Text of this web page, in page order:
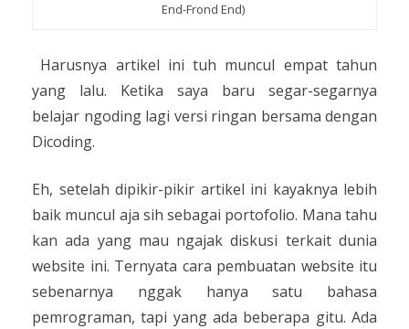
End-Frond End)
Harusnya artikel ini tuh muncul empat tahun
yang lalu. Ketika saya baru segar-segarnya
belajar ngoding lagi versi ringan bersama dengan
Dicoding.
Eh, setelah dipikir-pikir artikel ini kayaknya lebih
baik muncul aja sih sebagai portofolio. Mana tahu
kan ada yang mau ngajak diskusi terkait dunia
website ini. Ternyata cara pembuatan website itu
sebenarnya nggak hanya satu bahasa
pemrograman, tapi yang ada beberapa gitu. Ada